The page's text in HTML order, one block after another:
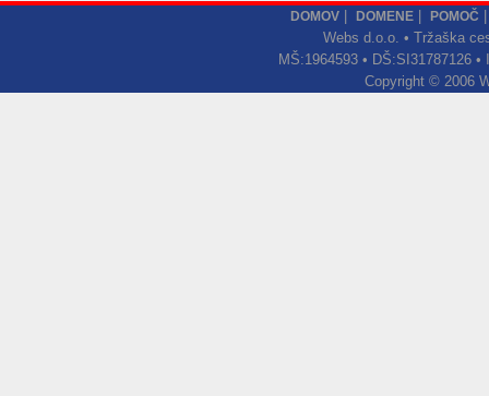
DOMOV DOMENE POMOČ
Webs d.o.o. • Tržaška
MŠ:1964593 • DŠ:SI31787126
Copyright © 2006